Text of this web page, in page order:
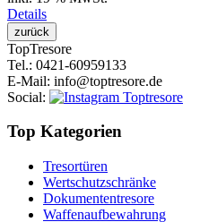
Details
TopTresore
Tel.: 0421-60959133
E-Mail: info@toptresore.de
Social:
Top Kategorien
Tresortüren
Wertschutzschränke
Dokumententresore
Waffenaufbewahrung